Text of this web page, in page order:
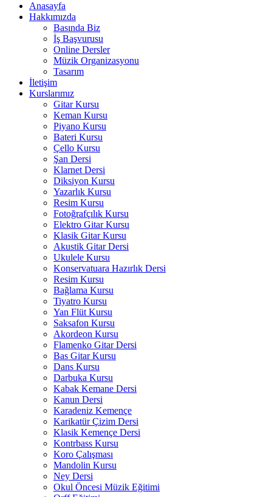
Anasayfa
Hakkımızda
Basında Biz
İş Başvurusu
Online Dersler
Müzik Organizasyonu
Tasarım
İletişim
Kurslarımız
Gitar Kursu
Keman Kursu
Piyano Kursu
Bateri Kursu
Çello Kursu
Şan Dersi
Klarnet Dersi
Diksiyon Kursu
Yazarlık Kursu
Resim Kursu
Fotoğrafçılık Kursu
Elektro Gitar Kursu
Klasik Gitar Kursu
Akustik Gitar Dersi
Ukulele Kursu
Konservatuara Hazırlık Dersi
Resim Kursu
Bağlama Kursu
Tiyatro Kursu
Yan Flüt Kursu
Saksafon Kursu
Akordeon Kursu
Flamenko Gitar Dersi
Bas Gitar Kursu
Dans Kursu
Darbuka Kursu
Kabak Kemane Dersi
Kanun Dersi
Karadeniz Kemençe
Karikatür Çizim Dersi
Klasik Kemençe Dersi
Kontrbass Kursu
Koro Çalışması
Mandolin Kursu
Ney Dersi
Okul Öncesi Müzik Eğitimi